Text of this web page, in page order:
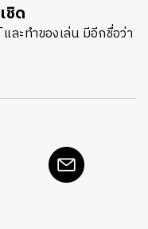
ชิด
ละทำของเล่น มีอีกชื่อว่า